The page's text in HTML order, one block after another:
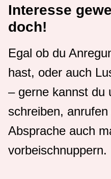
Interesse
doch!
Egal ob du
hast, oder auch
– gerne kannst du
schreiben,
Absprache auch
vorbeischnuppern.